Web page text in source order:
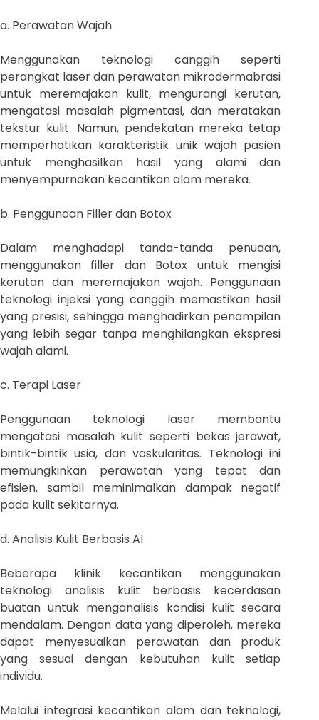
a. Perawatan Wajah
Menggunakan teknologi canggih seperti
perangkat laser dan perawatan mikrodermabrasi
untuk meremajakan kulit, mengurangi kerutan,
mengatasi masalah pigmentasi, dan meratakan
tekstur kulit. Namun, pendekatan mereka tetap
memperhatikan karakteristik unik wajah pasien
untuk menghasilkan hasil yang alami dan
menyempurnakan kecantikan alam mereka.
b. Penggunaan Filler dan Botox
Dalam menghadapi tanda-tanda penuaan,
menggunakan filler dan Botox untuk mengisi
kerutan dan meremajakan wajah. Penggunaan
teknologi injeksi yang canggih memastikan hasil
yang presisi, sehingga menghadirkan penampilan
yang lebih segar tanpa menghilangkan ekspresi
wajah alami.
c. Terapi Laser
Penggunaan teknologi laser membantu
mengatasi masalah kulit seperti bekas jerawat,
bintik-bintik usia, dan vaskularitas. Teknologi ini
memungkinkan perawatan yang tepat dan
efisien, sambil meminimalkan dampak negatif
pada kulit sekitarnya.
d. Analisis Kulit Berbasis AI
Beberapa klinik kecantikan menggunakan
teknologi analisis kulit berbasis kecerdasan
buatan untuk menganalisis kondisi kulit secara
mendalam. Dengan data yang diperoleh, mereka
dapat menyesuaikan perawatan dan produk
yang sesuai dengan kebutuhan kulit setiap
individu.
Melalui integrasi kecantikan alam dan teknologi,